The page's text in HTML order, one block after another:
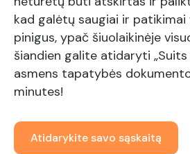
kad galėtų saugiai ir
pinigus, ypač šiuolaikinėje
šiandien galite atidaryti „Suits
asmens tapatybės
minutes!
Atidarykite savo sąskaitą